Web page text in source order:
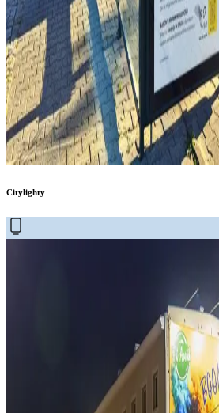
Citylighty